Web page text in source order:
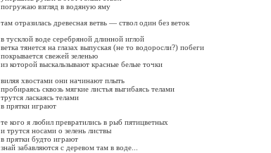
погружаю взгляд в водяную яму
там отразилась древесная ветвь — ствол один без веток
в тусклой воде серебряной длинной иглой
ветка тянется на глазах выпуская (не то водоросли?) побеги
покрывается свежей зеленью
из которой выскальзывают красные белые точки
виляя хвостами они начинают плыть
пробираясь сквозь мягкие листья выгибаясь телами
трутся ласкаясь телами
в прятки играют
те кого я любил превратились в рыб пятицветных
и трутся носами о зелень листвы
в прятки будто играют
знай забавляются с деревом там в воде...